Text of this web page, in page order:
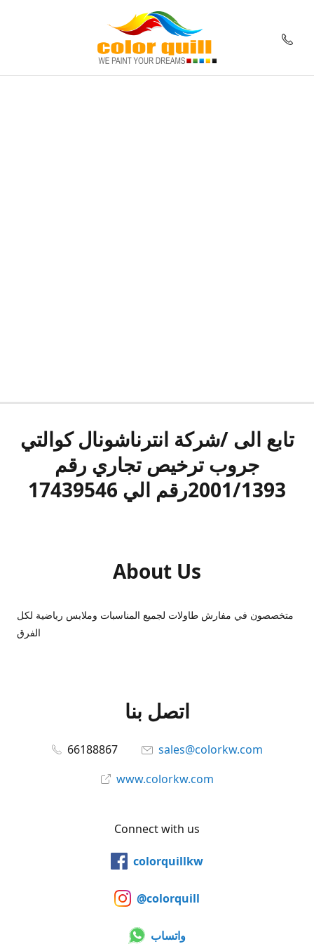
تابع الى /شركة انترناشونال كوالتي
جروب ترخيص تجاري رقم
2001/1393رقم الي 17439546
About Us
متخصصون في مفارش طاولات لجميع المناسبات وملابس رياضية لكل
الفرق
اتصل بنا
66188867
sales@colorkw.com
www.colorkw.com
Connect with us
colorquillkw
@colorquill
واتساب